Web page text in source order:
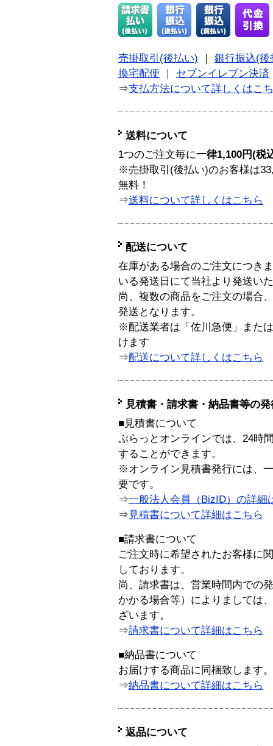
売掛取引(後払い)
銀行振込(後
換宅配便
セブンイレブン決済
⇒支払方法について詳しくはこ
送料について
1つのご注文毎に一律1,100円(税
※売掛取引(後払い)のお客様は
無料！
⇒送料について詳しくはこちら
配送について
在庫がある場合のご注文につき
いる発送日にて当社より発送い
尚、複数の商品をご注文の場合
発送となります。
※配送業者は「佐川急便」また
けます
⇒配送について詳しくはこちら
見積書・請求書・納品書等の
■見積書について
ぷらっとオンラインでは、24時
することができます。
※オンライン見積書発行には、
要です。
⇒一般法人会員（BizID）の詳細
⇒ 見積書について詳細はこちら
■請求書について
ご注文時に希望されたお客様に
しております。
尚、請求書は、営業時間内での
かかる場合等）によりましては
ざいます。
⇒請求書について詳細はこちら
■納品書について
お届けする商品に同梱致します。
⇒納品書について詳細はこちら
返品について